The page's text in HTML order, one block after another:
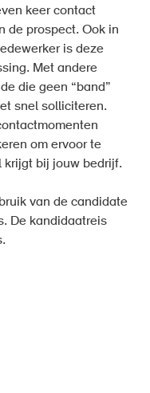
keer contact
de prospect. Ook in
is deze
Met andere
die geen “band”
snel solliciteren.
om ervoor te
krijgt bij jouw bedrijf.
van de candidate
De kandidaatreis